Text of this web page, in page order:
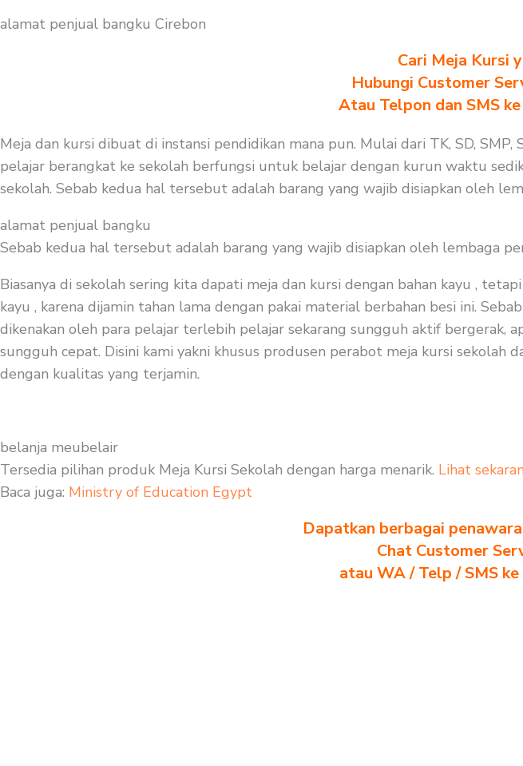
alamat penjual bangku Cirebon
Cari Meja Kursi
Hubungi Customer
Atau Telpon dan SMS
Meja dan kursi dibuat di instansi pendidikan mana pun. Mulai dari TK, SD,
pelajar berangkat ke sekolah berfungsi untuk belajar dengan kurun waktu
sekolah. Sebab kedua hal tersebut adalah barang yang wajib disiapkan oleh
alamat penjual bangku
Sebab kedua hal tersebut adalah barang yang wajib disiapkan oleh lembaga
Biasanya di sekolah sering kita dapati meja dan kursi dengan bahan kayu ,
kayu , karena dijamin tahan lama dengan pakai material berbahan besi ini.
dikenakan oleh para pelajar terlebih pelajar sekarang sungguh aktif bergerak,
sungguh cepat. Disini kami yakni khusus produsen perabot meja kursi sekolah
dengan kualitas yang terjamin.
belanja meubelair
Tersedia pilihan produk Meja Kursi Sekolah dengan harga menarik. Lihat
Baca juga: Ministry of Education Egypt
Dapatkan berbagai
Chat Customer
atau WA / Telp / SMS